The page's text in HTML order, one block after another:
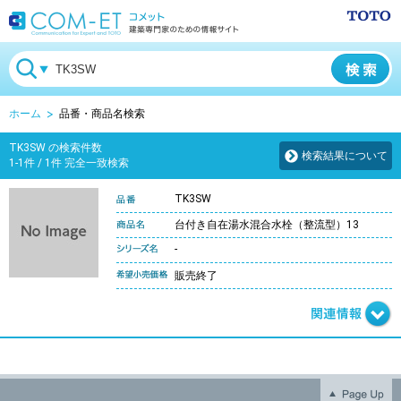
ホーム 品番・商品名検索
TK3SW の検索件数
1-1件 / 1件 完全一致検索
検索結果について
TK3SW
台付き自在湯水混合水栓（整流型）13
-
販売終了